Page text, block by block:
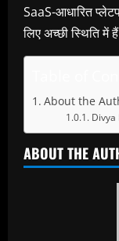
SaaS-आधारित
लिए अच्छी स्थिति में
About the
Divya
ABOUT THE